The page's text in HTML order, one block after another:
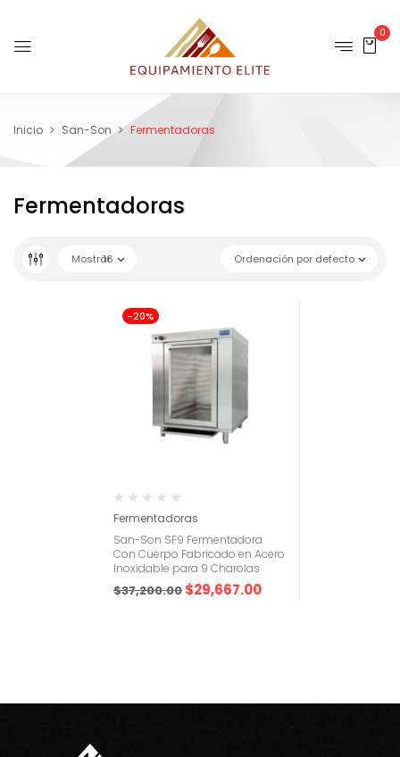
0
Inicio San-Son Fermentadoras
Fermentadoras
Ordenación por defecto
Mostrar
16
-20%
Fermentadoras
San-Son SF9 Fermentadora
Con Cuerpo Fabricado en Acero
Inoxidable para 9 Charolas
$37,200.00 $29,667.00